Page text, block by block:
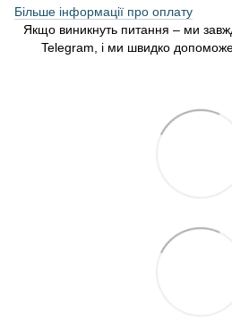
Більше інформації про оплату
Якщо виникнуть питання – ми
Telegram, і ми швидко